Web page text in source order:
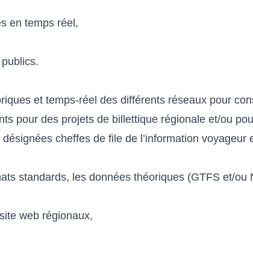
en temps réel,
et temps-réel des différents réseaux pour
pour des projets de billettique régionale et/ou
cheffes de file de l’information voyageur
standards, les données théoriques (GTFS et/ou
web régionaux,